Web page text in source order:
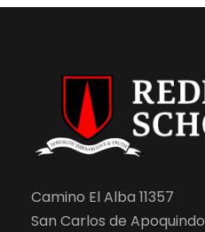
Camino El Alba 11357
San Carlos de Apoquindo